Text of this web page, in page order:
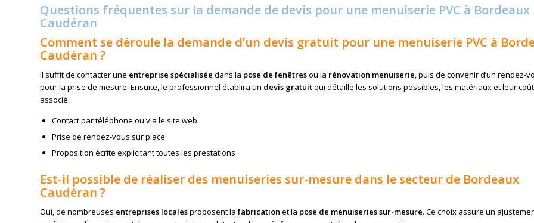
Questions fréquentes sur la demande de devis pour une menuiserie PVC à Bordeaux
Caudéran
Comment se déroule la demande d’un devis gratuit pour une menuiserie PVC à
Caudéran ?
Il suffit de contacter une entreprise spécialisée dans la pose de fenêtresou la rénovation menuiserie, puis de convenir d’un rendez-
pour la prise de mesure. Ensuite, le professionnel établira un devis gratuitqui détaille les solutions possibles, les matériaux et leur coût
associé.
Contact par téléphone ou via le site web
Prise de rendez-vous sur place
Proposition écrite explicitant toutes les prestations
Est-il possible de réaliser des menuiseries sur-mesure dans le secteur de Bordeaux
Caudéran ?
Oui, de nombreuses entreprises localesproposent la fabrication et la pose de menuiseries sur-mesure. Ce choix assure un